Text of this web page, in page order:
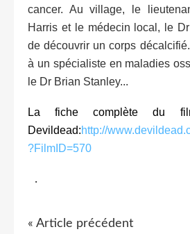
cancer. Au village, le
Harris et le médecin local, le
de découvrir un corps
à un spécialiste en maladies
le Dr Brian Stanley...
La fiche complète du
Devildead:http://
?FilmID=570
.
« Article précédent